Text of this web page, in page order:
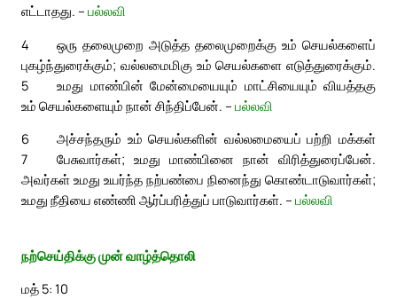
எட்டாதது. – பல்லவி
4
ஒரு தலைமுறை அடுத்த தலைமுறைக்கு உம் செயல்களைப்
புகழ்ந்துரைக்கும்; வல்லமைமிகு உம் செயல்களை எடுத்துரைக்கும்.
5
உமது மாண்பின் மேன்மையையும் மாட்சியையும் வியத்தகு
உம் செயல்களையும் நான் சிந்திப்பேன். – பல்லவி
6
அச்சந்தரும் உம் செயல்களின் வல்லமையைப் பற்றி மக்கள்
பேசுவார்கள்; உமது மாண்பினை நான் விரித்துரைப்பேன்.
7
அவர்கள் உமது உயர்ந்த நற்பண்பை நினைந்து கொண்டாடுவார்கள்;
உமது நீதியை எண்ணி ஆர்ப்பரித்துப் பாடுவார்கள். – பல்லவி
நற்செய்திக்கு முன் வாழ்த்தொலி
மத் 5: 10